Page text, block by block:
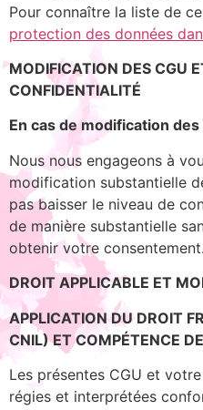
Pour connaître la liste de
protection des données
MODIFICATION DES CGU
CONFIDENTIALITÉ
En cas de modification
Nous nous engageons à
modification substantielle
pas baisser le niveau de
de manière substantielle
obtenir votre consentement.
DROIT APPLICABLE ET
APPLICATION DU DROIT
CNIL) ET COMPÉTENCE
Les présentes CGU et
régies et interprétées